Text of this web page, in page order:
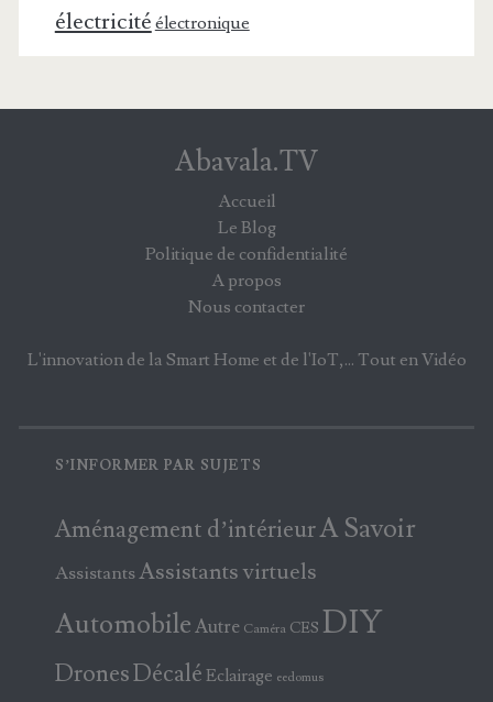
électricité électronique
Abavala.TV
Accueil
Le Blog
Politique de confidentialité
A propos
Nous contacter
L'innovation de la Smart Home et de l'IoT,... Tout en Vidéo
S’INFORMER PAR SUJETS
Aménagement d’intérieurA Savoir
AssistantsAssistants virtuels
AutomobileAutre Caméra CES DIY
DronesDécalé Eclairage eedomus